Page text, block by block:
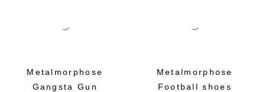
Metalmorphose
Gangsta Gun
Metalmorphose
Football shoes